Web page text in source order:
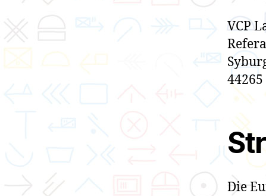
VCP
Die